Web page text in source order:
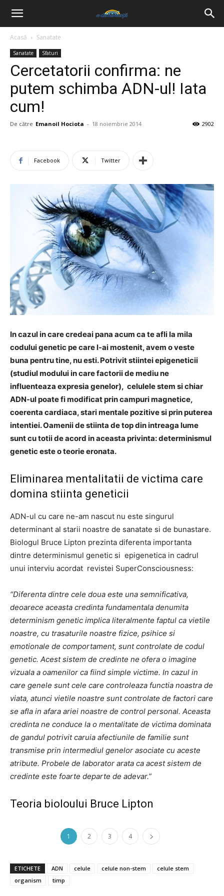
Acasă Sanatate
Sanatate Sfaturi
Cercetatorii confirma: ne
putem schimba ADN-ul! Iata
cum!
De către Emanoil Hociota - 18 noiembrie 2014 2902
Facebook Twitter
In cazul in care credeai pana acum ca te afli la mila
codului genetic pe care l-ai mostenit, avem o veste
buna pentru tine, nu esti. Potrivit stiintei epigeneticii
(studiul modului in care factorii de mediu ne
influenteaza expresia genelor), celulele stem si chiar
ADN-ul poate fi modificat prin campuri magnetice,
coerenta cardiaca, stari mentale pozitive si prin puterea
intentiei. Oamenii de stiinta de top din intreaga lume
sunt cu totii de acord in aceasta privinta: determinismul
genetic este o teorie eronata.
Eliminarea mentalitatii de victima care
domina stiinta geneticii
ADN-ul cu care ne-am nascut nu este singurul
determinant al starii noastre de sanatate si de bunastare.
Biologul Bruce Lipton prezinta diferenta importanta
dintre determinismul genetic si epigenetica in cadrul
unui interviu acordat revistei SuperConsciousness:
“Diferenta dintre cele doua este una semnificativa,
deoarece aceasta credinta fundamentala denumita
determinism genetic implica literalmente faptul ca vietile
noastre, cu trasaturile noastre fizice, psihice si
emotionale de comportament, sunt controlate de codul
genetic. Acest sistem de credinte ne ofera o imagine
vizuala a oamenilor ca fiind simple victime. In cazul in
care genele sunt cele care controleaza functia noastra de
viata, atunci vietile noastre sunt controlate de factori care
se afla in afara ariei noastre de control personal. Aceasta
credinta ne conduce la o mentalitate de victima dominata
de gandul potrivit caruia afectiunile de familie sunt
transmise prin intermediul genelor asociate cu aceste
atribute. Probele de laborator arata ca acest sistem de
credinte este foarte departe de adevar.”
Teoria bioloului Bruce Lipton
1 2 3 4
ETICHETE ADN celule celule non-stem
celule stem
organism
timp